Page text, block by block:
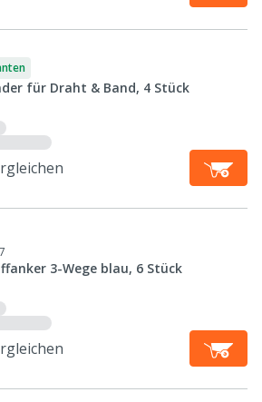
für Draht & Band, 4 Stück
3-Wege blau, 6 Stück